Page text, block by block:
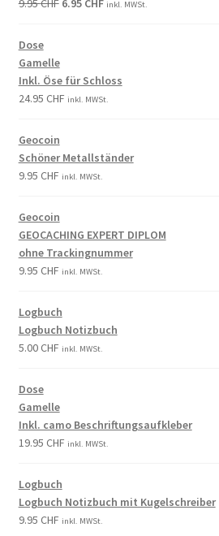
9.95CHF 6.95 CHF inkl. MWSt.
Dose
Gamelle
Inkl. Öse für Schloss
24.95 CHF inkl. MWSt.
Geocoin
Schöner Metallständer
9.95 CHF inkl. MWSt.
Geocoin
GEOCACHING EXPERT DIPLOM
ohne Trackingnummer
9.95 CHF inkl. MWSt.
Logbuch
Logbuch Notizbuch
5.00CHF inkl. MWSt.
Dose
Gamelle
Inkl. camo Beschriftungsaufkleber
19.95 CHF inkl. MWSt.
Logbuch
Logbuch Notizbuch mit Kugelschreiber
9.95 CHF inkl. MWSt.